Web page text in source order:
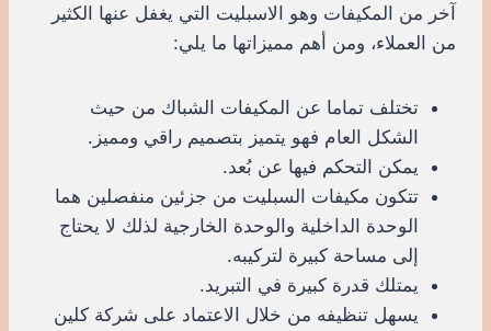
آخر من المكيفات وهو الاسبليت التي يغفل عنها الكثير
من العملاء، ومن أهم مميزاتها ما يلي:
تختلف تماما عن المكيفات الشباك من حيث
الشكل العام فهو يتميز بتصميم راقي ومميز.
يمكن التحكم فيها عن بُعد.
تتكون مكيفات السبليت من جزئين منفصلين هما
الوحدة الداخلية والوحدة الخارجية لذلك لا يحتاج
إلى مساحة كبيرة لتركيبه.
يمتلك قدرة كبيرة في التبريد.
يسهل تنظيفه من خلال الاعتماد على شركة كلين